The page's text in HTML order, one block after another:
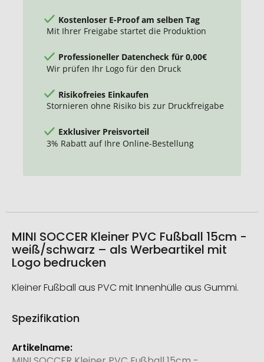
Kostenloser E-Proof am selben Tag
Mit Ihrer Freigabe startet die Produktion
Professioneller Datencheck für 0,00€
Wir prüfen Ihr Logo für den Druck
Risikofreies Einkaufen
Stornieren ohne Risiko bis zur Druckfreigabe
Exklusiver Preisvorteil
3% Rabatt auf Ihre Online-Bestellung
MINI SOCCER Kleiner PVC Fußball 15cm -
weiß/schwarz – als Werbeartikel mit
Logo bedrucken
Kleiner Fußball aus PVC mit Innenhülle aus Gummi.
Spezifikation
Weitere
Informationen